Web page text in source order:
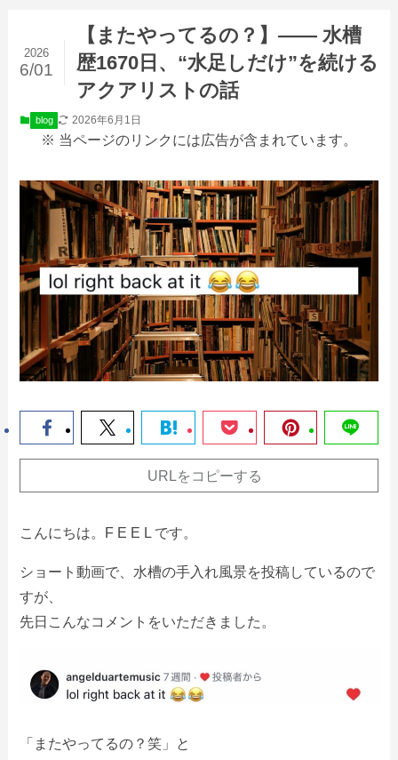
【またやってるの？】—— 水槽
歴1670日、“水足しだけ”を続ける
アクアリストの話
2026
6/01
blog 2026年6月1日
※ 当ページのリンクには広告が含まれています。
URLをコピーする
こんにちは。F E E L です。
ショート動画で、水槽の手入れ風景を投稿しているので
すが、
先日こんなコメントをいただきました。
「またやってるの？笑」と